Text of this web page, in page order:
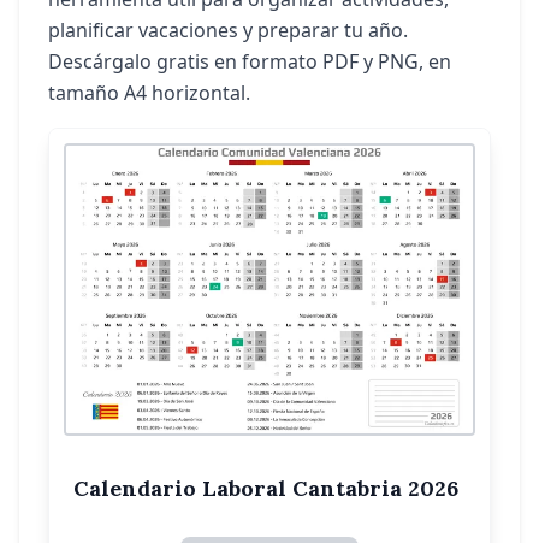
planificar vacaciones y preparar tu año.
Descárgalo gratis en formato PDF y PNG, en
tamaño A4 horizontal.
Calendario Laboral Cantabria 2026